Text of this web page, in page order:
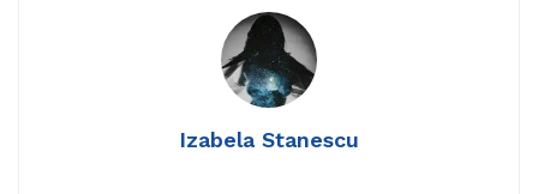
laudele lui Salvini cum că ar umple străzile de oameni, și
într-adevăr, „Sardinele” au strâns 15.000 de oameni într-o
piață din Bologna, iar această nouă mișcare a stârnit un val
Izabela Stanescu